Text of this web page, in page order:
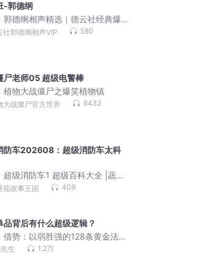
-郭德纲
郭德纲相声精选｜德云社经典爆
面合集
社郭德纲相声VIP 580
尸老师05 超级电警棒
植物大战僵尸之爆笑植物镇
大战僵尸官方世界 8432
防车202608：超级消防车太科
超级消防车1 超级百科大全 |蔬菜
普
茄故事王国 409
品背后有什么超级逻辑？
借势：以弱胜强的128条黄金法
大叔
生 1.2万